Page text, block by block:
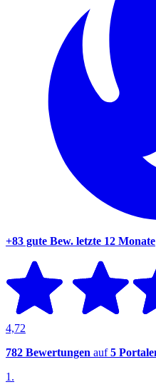
+83 gute Bew. letzte 12 Monate
4,72
782 Bewertungen auf5
1.